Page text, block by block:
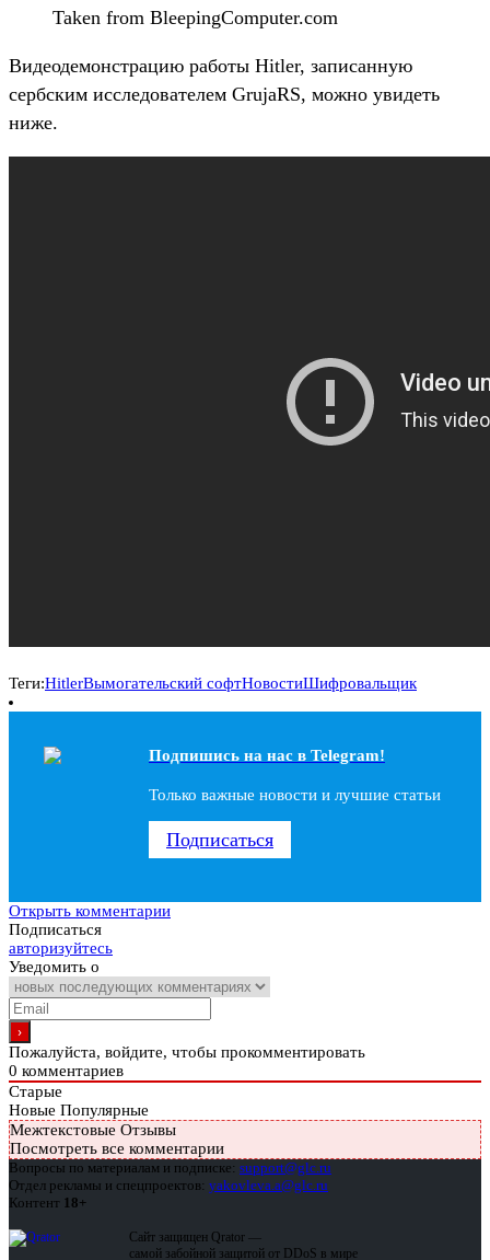
Taken from BleepingComputer.com
Видеодемонстрацию работы Hitler, записанную
сербским исследователем GrujaRS, можно увидеть
ниже.
Теги:HitlerВымогательский софтНовостиШифровальщик
Подпишись на наc в Telegram!
Только важные новости и лучшие статьи
Подписаться
Открыть комментарии
Подписаться
авторизуйтесь
Уведомить о
Пожалуйста, войдите, чтобы прокомментировать
0 комментариев
Старые
Новые Популярные
Межтекстовые Отзывы
Посмотреть все комментарии
Вопросы по материалам и подписке: support@glc.ru
Отдел рекламы и спецпроектов: yakovleva.a@glc.ru
Контент 18+
Сайт защищен Qrator —
самой забойной защитой от DDoS в мире